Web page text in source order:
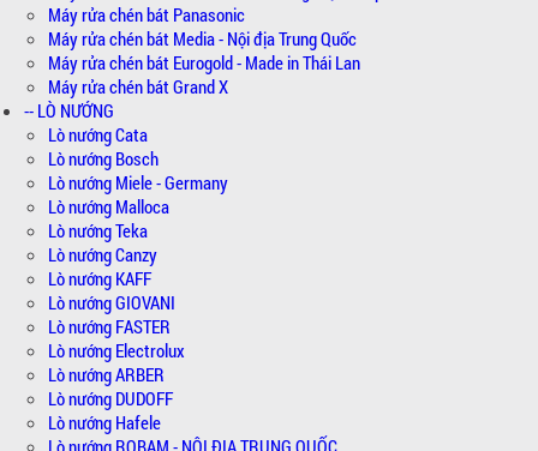
Máy rửa chén bát Panasonic
Máy rửa chén bát Media - Nội địa Trung Quốc
Máy rửa chén bát Eurogold - Made in Thái Lan
Máy rửa chén bát Grand X
-- LÒ NƯỚNG
Lò nướng Cata
Lò nướng Bosch
Lò nướng Miele - Germany
Lò nướng Malloca
Lò nướng Teka
Lò nướng Canzy
Lò nướng KAFF
Lò nướng GIOVANI
Lò nướng FASTER
Lò nướng Electrolux
Lò nướng ARBER
Lò nướng DUDOFF
Lò nướng Hafele